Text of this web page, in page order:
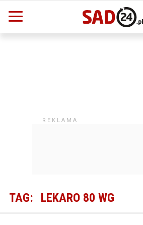
TAG: LEKARO 80 WG